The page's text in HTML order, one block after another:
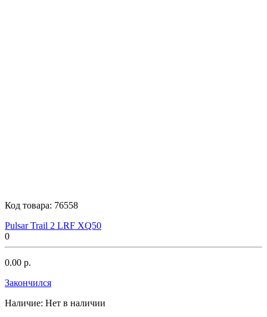
Код товара: 76558
Pulsar Trail 2 LRF XQ50
0
0.00 р.
Закончился
Наличие: Нет в наличии